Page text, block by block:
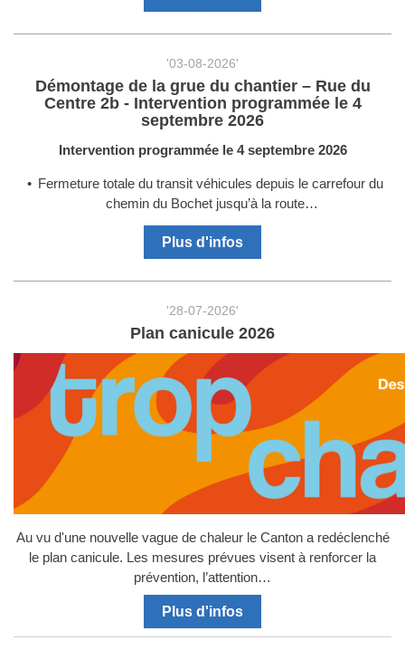
'03-08-2026'
Démontage de la grue du chantier – Rue du
Centre 2b - Intervention programmée le 4
septembre 2026
Intervention programmée le 4 septembre 2026
Fermeture totale du transit véhicules depuis le carrefour du
chemin du Bochet jusqu’à la route…
Plus d'infos
'28-07-2026'
Plan canicule 2026
Au vu d'une nouvelle vague de chaleur le Canton a redéclenché
le plan canicule. Les mesures prévues visent à renforcer la
prévention, l’attention…
Plus d'infos